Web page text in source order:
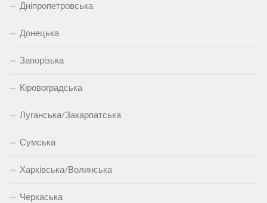
Дніпропетровська
Донецька
Запорізька
Кіровоградська
Луганська/Закарпатська
Сумська
Харківська/Волинська
Черкаська